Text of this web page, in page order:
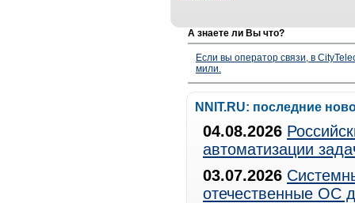
А знаете ли Вы что?
Если вы оператор связи, в
мили.
NNIT.RU: последние
04.08.2026
автоматизации
03.07.2026
отечественные ОС